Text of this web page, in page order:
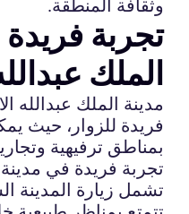
وثقافة المنطقة.
تجربة
الملك
مدينة الملك عبدالله
فريدة للزوار، حيث
بمناطق ترفيهية
تجربة فريدة في مدينة
تشمل زيارة المدينة